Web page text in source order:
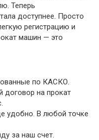
Теперь
доступнее. Просто
регистрацию и
машин — это
по КАСКО.
договор на прокат
удобно. В любой точке
за наш счет.